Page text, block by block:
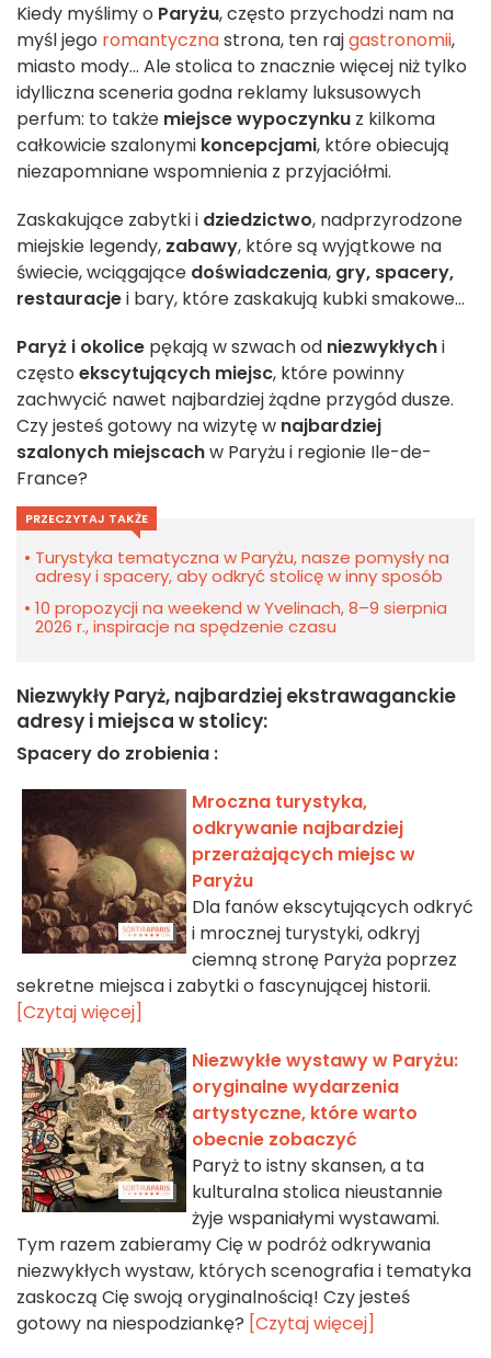
Kiedy myślimy o Paryżu, często przychodzi nam na
myśl jego romantycznastrona, ten rajgastronomii,
miasto mody... Ale stolica to znacznie więcej niż tylko
idylliczna sceneria godna reklamy luksusowych
perfum: to także miejsce wypoczynku z kilkoma
całkowicie szalonymi koncepcjami, które obiecują
niezapomniane wspomnienia z przyjaciółmi.
Zaskakujące zabytki i dziedzictwo, nadprzyrodzone
miejskie legendy, zabawy, które są wyjątkowe na
świecie, wciągające doświadczenia, gry, spacery,
restauracjei bary, które zaskakują kubki smakowe...
Paryż i okolice pękają w szwach od niezwykłychi
często ekscytujących miejsc, które powinny
zachwycić nawet najbardziej żądne przygód dusze.
Czy jesteś gotowy na wizytę w najbardziej
szalonych miejscachw Paryżu i regionie Ile-de-
France?
PRZECZYTAJ TAKŻE
Turystyka tematyczna w Paryżu, nasze pomysły na
adresy i spacery, aby odkryć stolicę w inny sposób
10 propozycji na weekend w Yvelinach, 8–9 sierpnia
2026 r., inspiracje na spędzenie czasu
Niezwykły Paryż, najbardziej ekstrawaganckie
adresy i miejsca w stolicy:
Spacery do zrobienia :
Mroczna turystyka,
odkrywanie najbardziej
przerażających miejsc w
Paryżu
Dla fanów ekscytujących odkryć
i mrocznej turystyki, odkryj
ciemną stronę Paryża poprzez
sekretne miejsca i zabytki o fascynującej historii.
[Czytaj więcej]
Niezwykłe wystawy w Paryżu:
oryginalne wydarzenia
artystyczne, które warto
obecnie zobaczyć
Paryż to istny skansen, a ta
kulturalna stolica nieustannie
żyje wspaniałymi wystawami.
Tym razem zabieramy Cię w podróż odkrywania
niezwykłych wystaw, których scenografia i tematyka
zaskoczą Cię swoją oryginalnością! Czy jesteś
gotowy na niespodziankę? [Czytaj więcej]